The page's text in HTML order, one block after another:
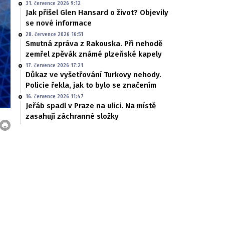
31. července 2026 9:12
Jak přišel Glen Hansard o život? Objevily
se nové informace
28. července 2026 16:51
Smutná zpráva z Rakouska. Při nehodě
zemřel zpěvák známé plzeňské kapely
17. července 2026 17:21
Důkaz ve vyšetřování Turkovy nehody.
Policie řekla, jak to bylo se značením
16. července 2026 11:47
Jeřáb spadl v Praze na ulici. Na místě
zasahují záchranné složky